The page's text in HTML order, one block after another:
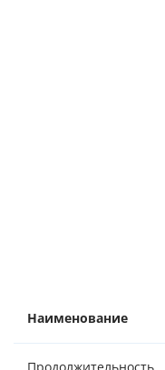
Наименование
Продолжительность